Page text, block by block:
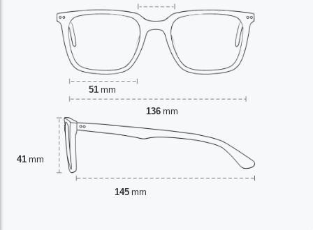
51 mm
41 mm
136 mm
145 mm